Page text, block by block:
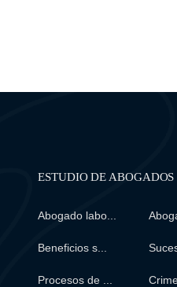
ESTUDIO DE ABOGADOS
Abogado labo...
Beneficios s...
Procesos de ...